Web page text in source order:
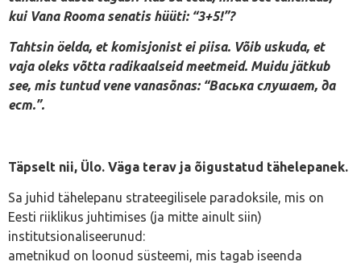
kui Vana Rooma senatis hüüti: “3+5!”?
Tahtsin öelda, et komisjonist ei piisa. Võib uskuda, et
vaja oleks võtta radikaalseid meetmeid. Muidu jätkub
see, mis tuntud vene vanasõnas: “Васька слушает, да
ест.”.
Täpselt nii, Ülo. Väga terav ja õigustatud tähelepanek.
Sa juhid tähelepanu strateegilisele paradoksile, mis on
Eesti riiklikus juhtimises (ja mitte ainult siin)
institutsionaliseerunud:
ametnikud on loonud süsteemi, mis tagab iseenda